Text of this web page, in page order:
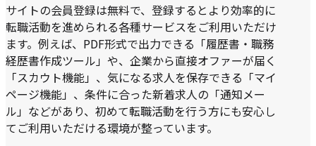
サイトの会員登録は無料で、登録するとより効率的に
転職活動を進められる各種サービスをご利用いただけ
ます。例えば、PDF形式で出力できる「履歴書・職務
経歴書作成ツール」や、企業から直接オファーが届く
「スカウト機能」、気になる求人を保存できる「マイ
ページ機能」、条件に合った新着求人の「通知メー
ル」などがあり、初めて転職活動を行う方にも安心し
てご利用いただける環境が整っています。